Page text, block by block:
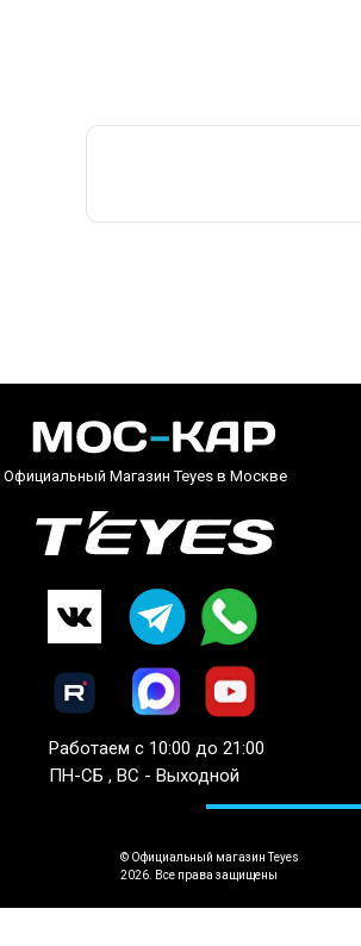
© Официальный магазин Teyes
2026. Все права защищены
Работаем с 10:00 до 21:00
ПН-СБ , ВС - Выходной
Официальный Магазин Teyes в Москве